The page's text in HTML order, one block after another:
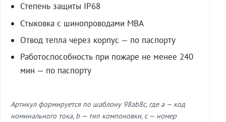
Степень защиты IP68
Стыковка с шинопроводами МВА
Отвод тепла через корпус — по паспорту
Работоспособность при пожаре не менее 240
мин — по паспорту
Артикул формируется по шаблону 98ab8c, где a — код
номинального тока, b — тип компоновки, c — номер